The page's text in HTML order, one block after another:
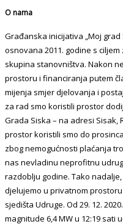
O nama
Građanska inicijativa „Moj
osnovana 2011. godine s
skupina stanovništva. Nakon
prostoru i financiranja putem
mijenja smjer djelovanja i
za rad smo koristili prostor
Grada Siska – na adresi Sisak,
prostor koristili smo do
zbog nemogućnosti plaćanja
nas nevladinu neprofitnu
razdoblju godine. Tako
djelujemo u privatnom
sjedišta Udruge. Od 29. 12.
magnitude 6,4 MW u 12:19 sati